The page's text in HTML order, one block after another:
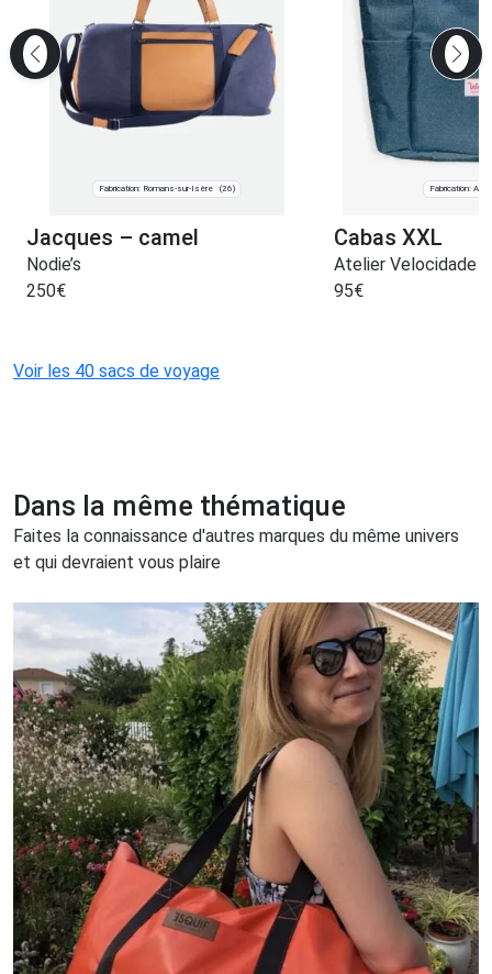
Fabrication: Romans-sur-Isère (26)
Jacques – camel
Nodie’s
250€
Fabrication:
Cabas XXL
Atelier Velocidade
95€
Voir les 40 sacs de voyage
Dans la même thématique
Faites la connaissance d'autres marques du même univers
et qui devraient vous plaire